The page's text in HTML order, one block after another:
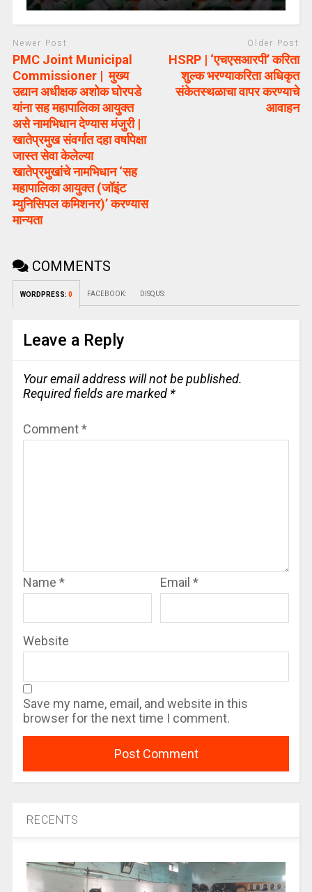
Newer Post
PMC Joint Municipal
Commissioner | मुख्य
उद्यान अधीक्षक अशोक घोरपडे
यांना सह महापालिका आयुक्त
असे नामभिधान देण्यास मंजुरी |
खातेप्रमुख संवर्गात दहा वर्षापेक्षा
जास्त सेवा केलेल्या
खातेप्रमुखांचे नामभिधान ‘सह
महापालिका आयुक्त (जॉइंट
म्युनिसिपल कमिशनर)’ करण्यास
मान्यता
Older Post
HSRP | ‘एचएसआरपी’ करिता
शुल्क भरण्याकरिता अधिकृत
संकेतस्थळाचा वापर करण्याचे
आवाहन
COMMENTS
WORDPRESS: 0 FACEBOOK: DISQUS:
Leave a Reply
Your email address will not be published.
Required fields are marked *
Comment*
Name * Email *
Website
Save my name, email, and website in this
browser for the next time I comment.
RECENTS